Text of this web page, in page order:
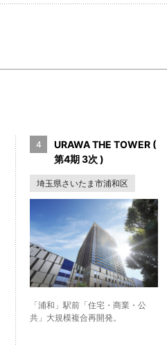
URAWA THE TOWER (
第4期 3次 )
埼玉県さいたま市浦和区
「浦和」駅前「住宅・商業・公
共」大規模複合再開発。